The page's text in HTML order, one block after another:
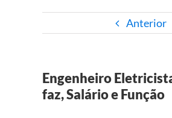
Anterior
Engenheiro
faz, Salário e Função